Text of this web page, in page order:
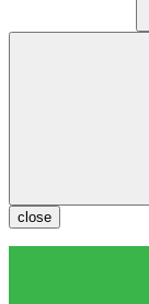
close